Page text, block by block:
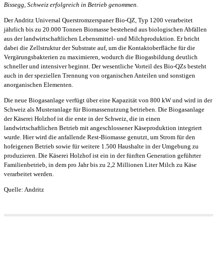
Bissegg, Schweiz erfolgreich in Betrieb genommen.
Der Andritz Universal Querstromzerspaner Bio-QZ, Typ 1200 verarbeitet
jährlich bis zu 20.000 Tonnen Biomasse bestehend aus biologischen Abfällen
aus der landwirtschaftlichen Lebensmittel- und Milchproduktion. Er bricht
dabei die Zellstruktur der Substrate auf, um die Kontaktoberfläche für die
Vergärungsbakterien zu maximieren, wodurch die Biogasbildung deutlich
schneller und intensiver beginnt. Der wesentliche Vorteil des Bio-QZs besteht
auch in der speziellen Trennung von organischen Anteilen und sonstigen
anorganischen Elementen.
Die neue Biogasanlage verfügt über eine Kapazität von 800 kW und wird in der
Schweiz als Musteranlage für Biomassenutzung betrieben. Die Biogasanlage
der Käserei Holzhof ist die erste in der Schweiz, die in einen
landwirtschaftlichen Betrieb mit angeschlossener Käseproduktion integriert
wurde. Hier wird die anfallende Rest-Biomasse genutzt, um Strom für den
hofeigenen Betrieb sowie für weitere 1.500 Haushalte in der Umgebung zu
produzieren. Die Käserei Holzhof ist ein in der fünften Generation geführter
Familienbetrieb, in dem pro Jahr bis zu 2,2 Millionen Liter Milch zu Käse
verarbeitet werden.
Quelle: Andritz